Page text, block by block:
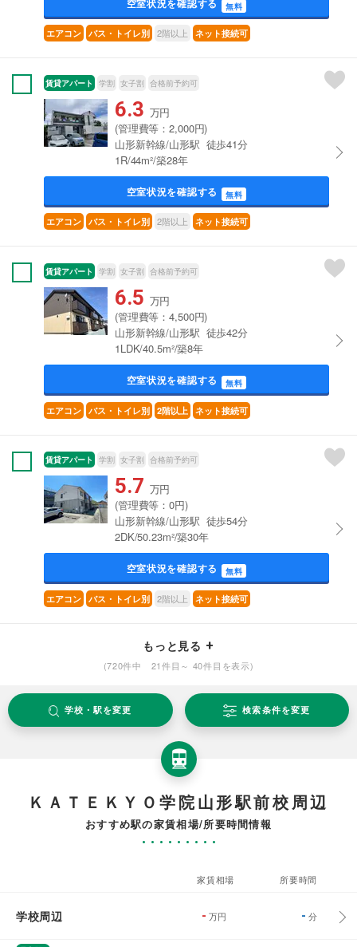
空室状況を確認する 無料
エアコン バス・トイレ別 2階以上 ネット接続可
賃貸アパート 学割 女子割 合格前予約可
6.3 万円
(管理費等：2,000円)
山形新幹線/山形駅 徒歩41分
1R/44m²/築28年
空室状況を確認する 無料
エアコン バス・トイレ別 2階以上 ネット接続可
賃貸アパート 学割 女子割 合格前予約可
6.5 万円
(管理費等：4,500円)
山形新幹線/山形駅 徒歩42分
1LDK/40.5m²/築8年
空室状況を確認する 無料
エアコン バス・トイレ別 2階以上 ネット接続可
賃貸アパート 学割 女子割 合格前予約可
5.7 万円
(管理費等：0円)
山形新幹線/山形駅 徒歩54分
2DK/50.23m²/築30年
空室状況を確認する 無料
エアコン バス・トイレ別 2階以上 ネット接続可
もっと見る
(720件中 21件目～ 40件目を表示)
学校・駅を変更 検索条件を変更
ＫＡＴＥＫＹＯ学院山形駅前校周辺
おすすめ駅の家賃相場/所要時間情報
家賃相場 所要時間
学校周辺 - 万円 - 分